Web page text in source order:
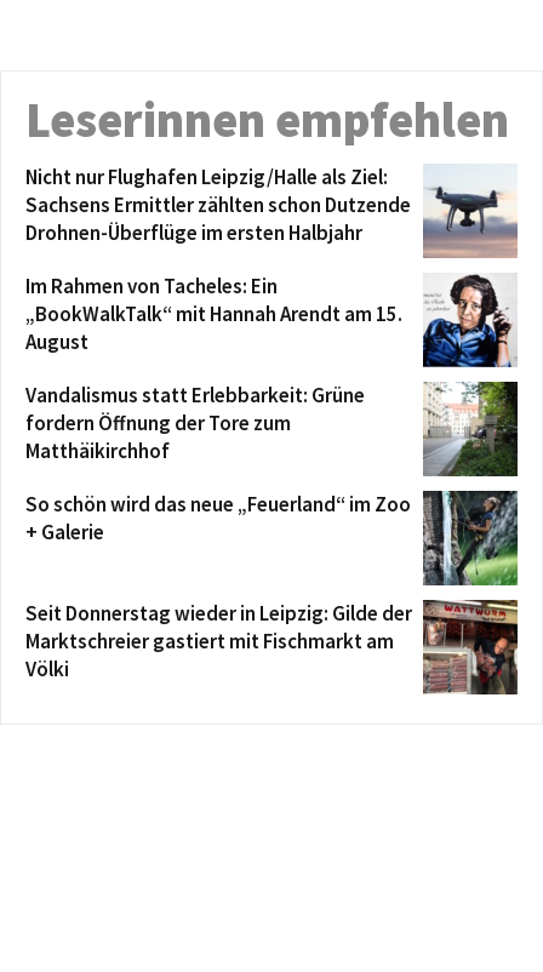
Leserinnen empfehlen
Nicht nur Flughafen Leipzig/Halle als Ziel:
Sachsens Ermittler zählten schon Dutzende
Drohnen-Überflüge im ersten Halbjahr
Im Rahmen von Tacheles: Ein
„BookWalkTalk“ mit Hannah Arendt am 15.
August
Vandalismus statt Erlebbarkeit: Grüne
fordern Öffnung der Tore zum
Matthäikirchhof
So schön wird das neue „Feuerland“ im Zoo
+ Galerie
Seit Donnerstag wieder in Leipzig: Gilde der
Marktschreier gastiert mit Fischmarkt am
Völki